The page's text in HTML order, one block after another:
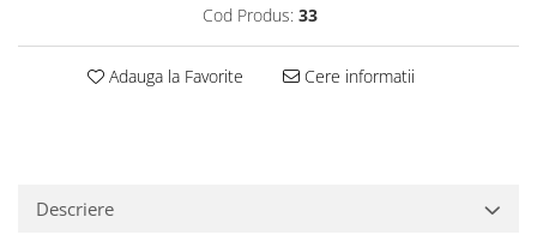
Cod Produs: 33
Adauga la Favorite Cere informatii
Descriere